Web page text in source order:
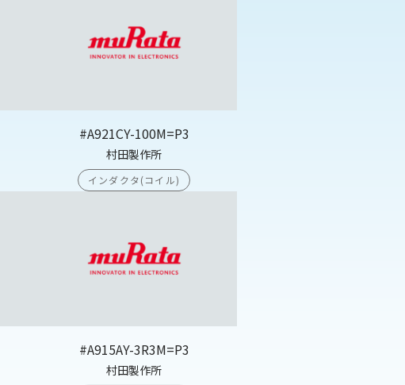
#A921CY-100M=P3
村田製作所
インダクタ(コイル)
#A915AY-3R3M=P3
村田製作所